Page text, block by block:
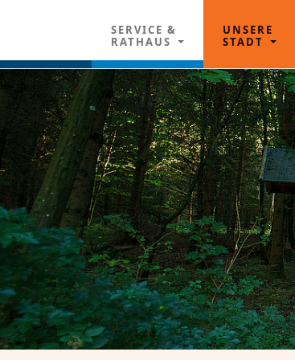
SERVICE &
RATHAUS
UNSERE
STADT